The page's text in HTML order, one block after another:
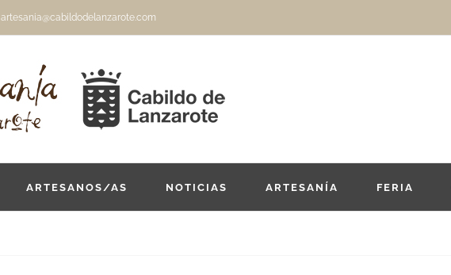
artesania@cabildodelanzarote.com
ARTESANOS/AS NOTICIAS ARTESANÍA FERIA